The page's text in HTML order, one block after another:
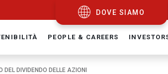
DOVE SIAMO
PEOPLE & CAREERS
DEL DIVIDENDO DELLE AZIONI